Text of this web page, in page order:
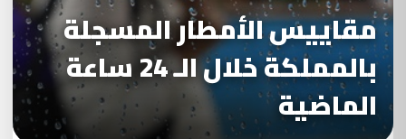
مقاييس الأمطار المسجلة
بالمملكة خلال الـ 24 ساعة
الماضية